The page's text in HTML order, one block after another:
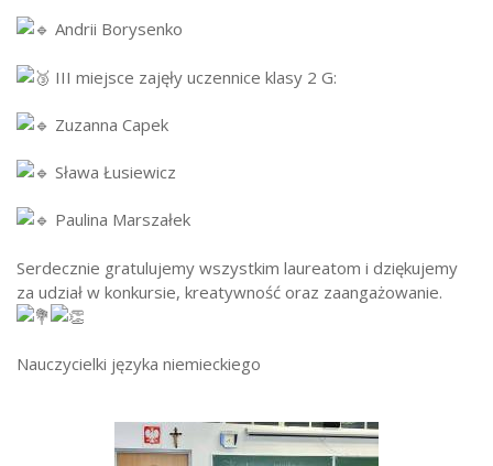
Andrii Borysenko
III miejsce zajęły uczennice klasy 2 G:
Zuzanna Capek
Sława Łusiewicz
Paulina Marszałek
Serdecznie gratulujemy wszystkim laureatom i dziękujemy
za udział w konkursie, kreatywność oraz zaangażowanie.
Nauczycielki języka niemieckiego